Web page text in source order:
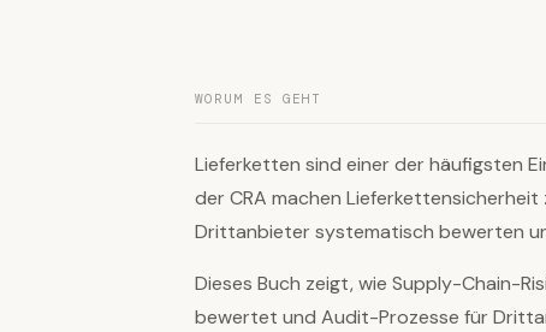
WORUM ES GEHT
Lieferketten sind einer der häufigsten
der CRA machen
Drittanbieter systematisch bewerten
Dieses Buch zeigt, wie Supply-Chain-
bewertet und Audit-Prozesse für